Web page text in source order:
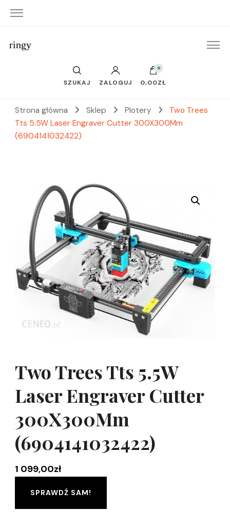
ringy
SZUKAJ ZALOGUJ
0
0,00ZŁ
Strona główna Sklep Plotery
Two Trees
Tts 5.5W Laser Engraver Cutter 300X300Mm
(6904141032422)
Two Trees Tts 5.5W
Laser Engraver Cutter
300X300Mm
(6904141032422)
1 099,00zł
SPRAWDŹ SAM!